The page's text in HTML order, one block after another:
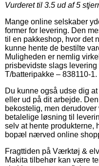
Vurderet til 3.5 ud af 5
Mange online selskaber
former for levering. Den
til en pakkeshop, hvor det
kunne hente de bestilte
Muligheden er nemlig
prisbevidste slags
T/batteripakke – 838110-1.
Du kunne også udse dig
eller ud på dit arbejde.
bekostelig, men
betalelige løsning til
selv at hente produkterne,
bopæl nærved online
Fragttiden på Værktøj &
Makita tilbehør kan være